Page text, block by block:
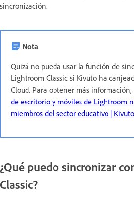
sincronización.
Nota
Quizá no pueda usar la función de
Lightroom Classic si Kivuto ha
Cloud. Para obtener más información,
de escritorio y móviles de Lightroom
miembros del sector educativo | Kivuto
¿Qué puedo sincronizar
Classic?